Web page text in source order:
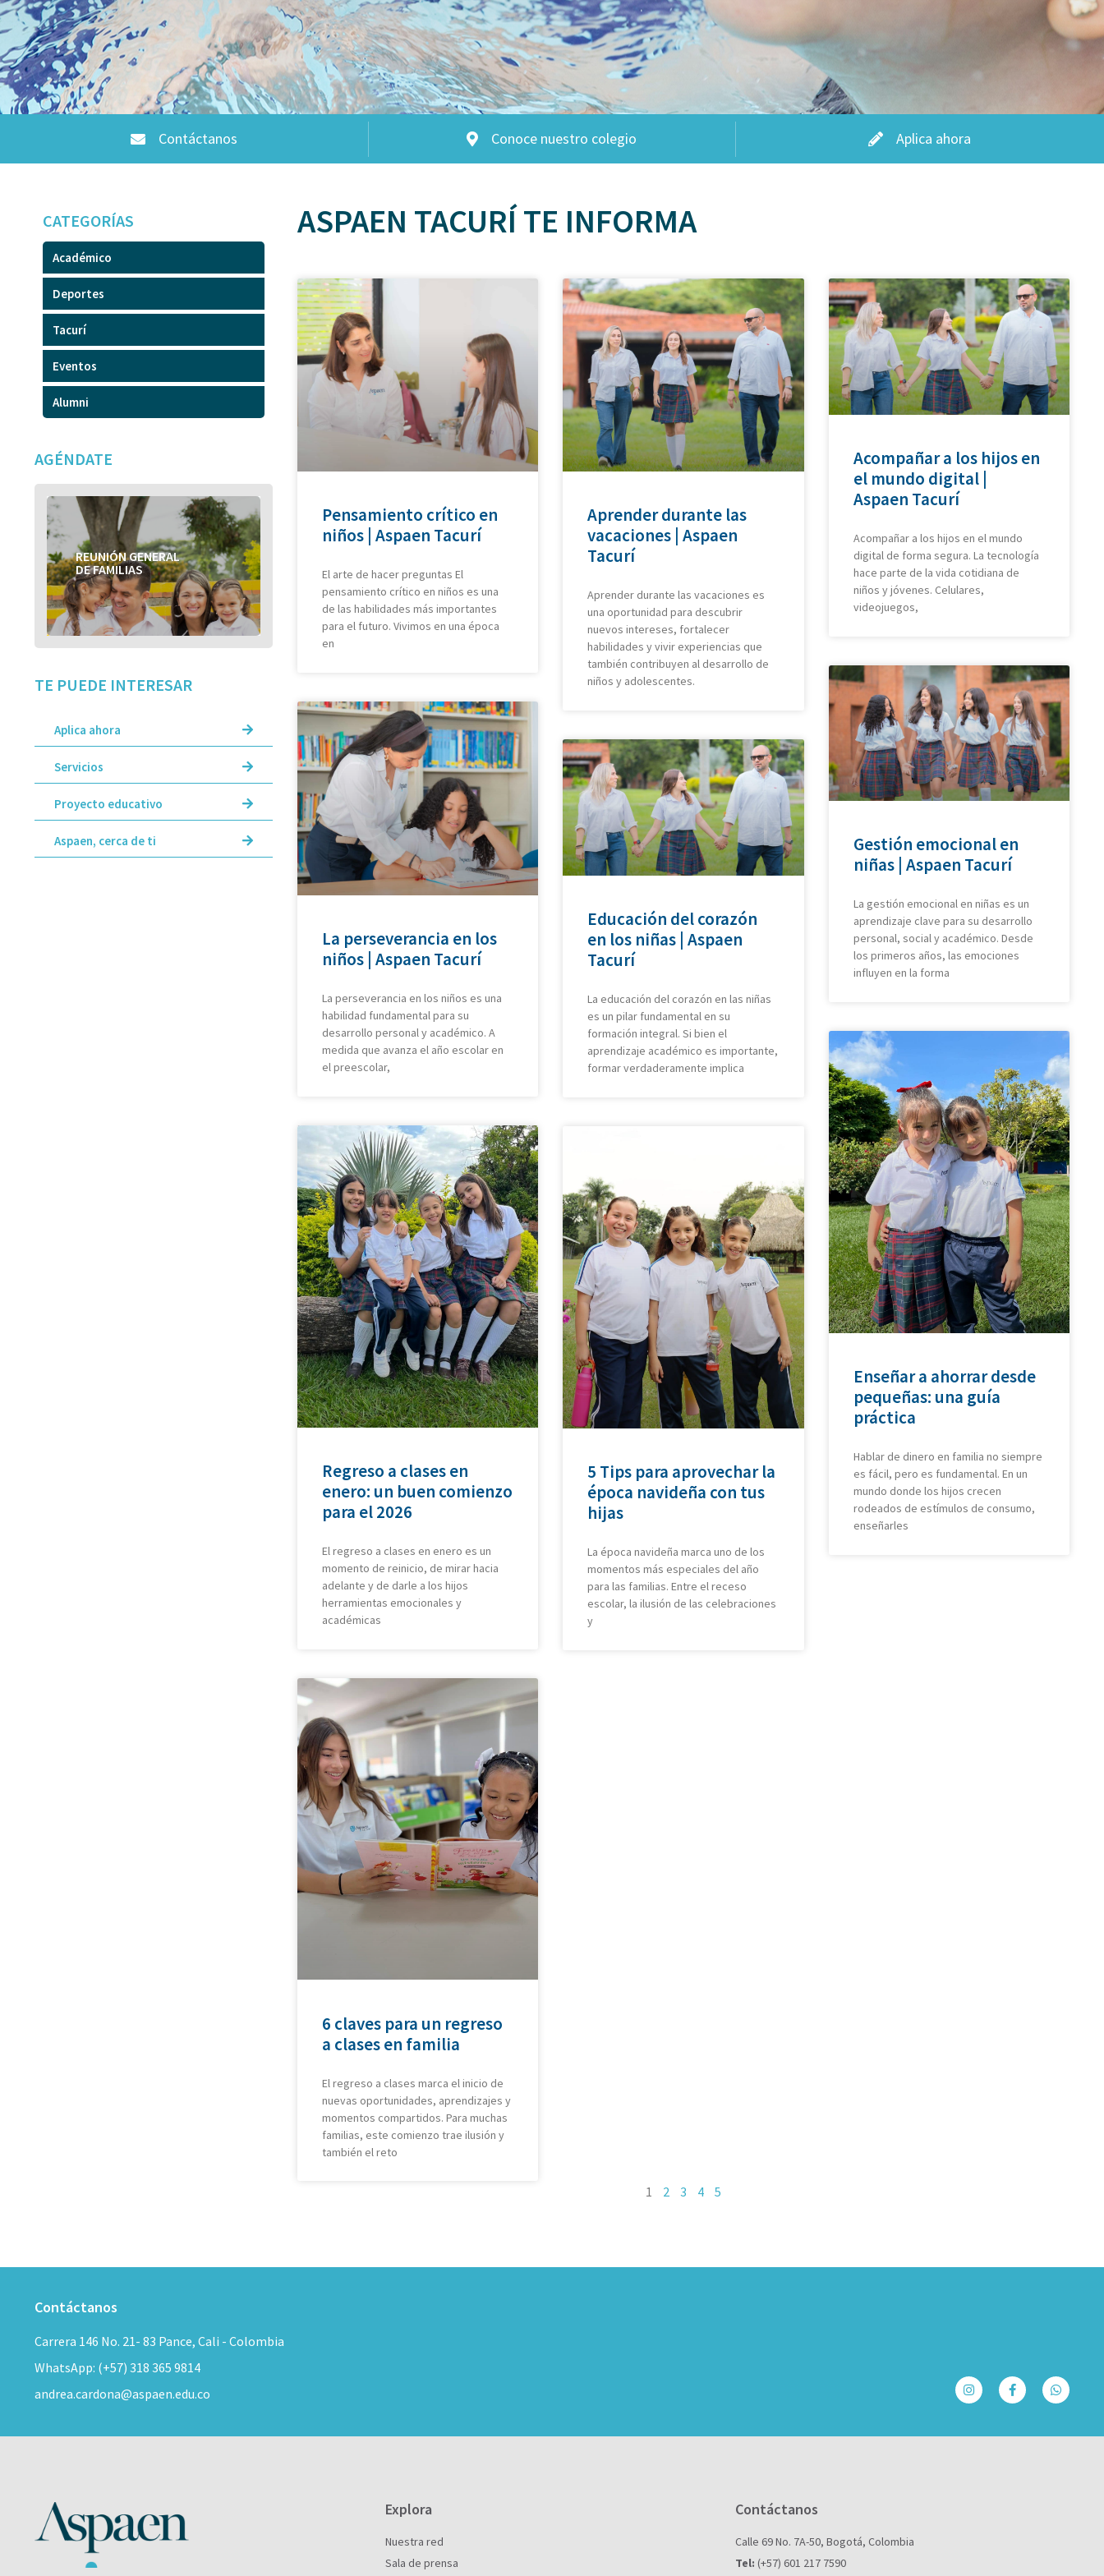
Contáctanos Conoce nuestro colegio Aplica ahora
CATEGORÍAS
Académico
Deportes
Tacurí
Eventos
Alumni
AGÉNDATE
REUNIÓN GENERAL
DE FAMILIAS
REUNIÓN GENERAL
DE FAMILIAS
TE PUEDE INTERESAR
Aplica ahora
Servicios
Proyecto educativo
Aspaen, cerca de ti
ASPAEN TACURÍ TE INFORMA
Pensamiento crítico en
niños | Aspaen Tacurí
El arte de hacer preguntas El
pensamiento crítico en niños es una
de las habilidades más importantes
para el futuro. Vivimos en una época
en
Aprender durante las
vacaciones | Aspaen
Tacurí
Aprender durante las vacaciones es
una oportunidad para descubrir
nuevos intereses, fortalecer
habilidades y vivir experiencias que
también contribuyen al desarrollo de
niños y adolescentes.
Acompañar a los hijos en
el mundo digital |
Aspaen Tacurí
Acompañar a los hijos en el mundo
digital de forma segura. La tecnología
hace parte de la vida cotidiana de
niños y jóvenes. Celulares,
videojuegos,
La perseverancia en los
niños | Aspaen Tacurí
La perseverancia en los niños es una
habilidad fundamental para su
desarrollo personal y académico. A
medida que avanza el año escolar en
el preescolar,
Educación del corazón
en los niñas | Aspaen
Tacurí
La educación del corazón en las niñas
es un pilar fundamental en su
formación integral. Si bien el
aprendizaje académico es importante,
formar verdaderamente implica
Gestión emocional en
niñas | Aspaen Tacurí
La gestión emocional en niñas es un
aprendizaje clave para su desarrollo
personal, social y académico. Desde
los primeros años, las emociones
influyen en la forma
Regreso a clases en
enero: un buen comienzo
para el 2026
El regreso a clases en enero es un
momento de reinicio, de mirar hacia
adelante y de darle a los hijos
herramientas emocionales y
académicas
5 Tips para aprovechar la
época navideña con tus
hijas
La época navideña marca uno de los
momentos más especiales del año
para las familias. Entre el receso
escolar, la ilusión de las celebraciones
y
Enseñar a ahorrar desde
pequeñas: una guía
práctica
Hablar de dinero en familia no siempre
es fácil, pero es fundamental. En un
mundo donde los hijos crecen
rodeados de estímulos de consumo,
enseñarles
6 claves para un regreso
a clases en familia
El regreso a clases marca el inicio de
nuevas oportunidades, aprendizajes y
momentos compartidos. Para muchas
familias, este comienzo trae ilusión y
también el reto
1 2 3 4 5
Contáctanos
Carrera 146 No. 21- 83 Pance, Cali - Colombia
WhatsApp: (+57) 318 365 9814
andrea.cardona@aspaen.edu.co
Explora
Nuestra red
Sala de prensa
Contáctanos
Calle 69 No. 7A-50, Bogotá, Colombia
Tel: (+57) 601 217 7590